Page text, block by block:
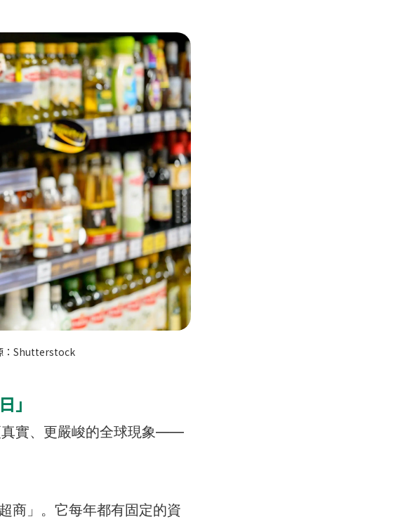
：Shutterstock
」
真實、更嚴峻的全球現象——
商」。它每年都有固定的資